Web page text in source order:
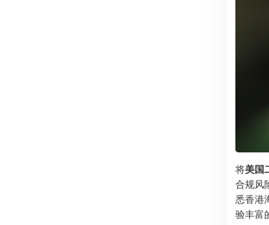
将美国
合规风
悉香港
验丰富